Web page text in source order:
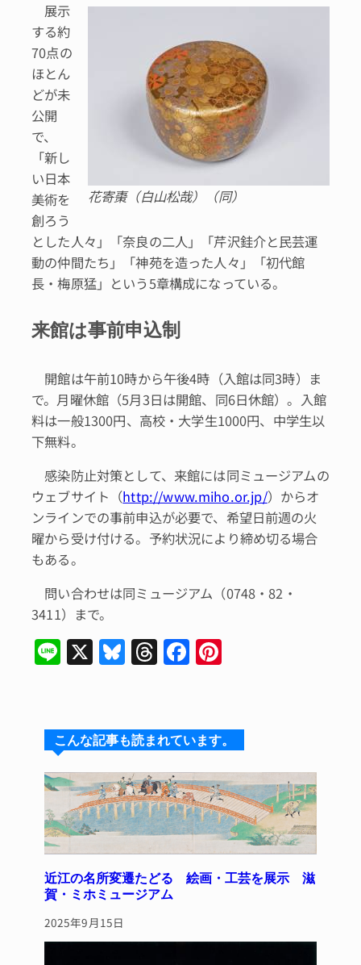
花寄棗（白山松哉）（同）
展示
する約
70点の
ほとん
どが未
公開
で、
「新し
い日本
美術を
創ろう
とした人々」「奈良の二人」「芹沢銈介と民芸運
動の仲間たち」「神苑を造った人々」「初代館
長・梅原猛」という5章構成になっている。
来館は事前申込制
開館は午前10時から午後4時（入館は同3時）ま
で。月曜休館（5月3日は開館、同6日休館）。入館
料は一般1300円、高校・大学生1000円、中学生以
下無料。
感染防止対策として、来館には同ミュージアムの
ウェブサイト（http://www.miho.or.jp/）からオ
ンラインでの事前申込が必要で、希望日前週の火
曜から受け付ける。予約状況により締め切る場合
もある。
問い合わせは同ミュージアム（0748・82・
3411）まで。
Li
n
X Bl
u
s
k
y
T
hr
a
d
s
F
a
e
b
o
o
k
re
st
こんな記事も読まれています。
近江の名所変遷たどる 絵画・工芸を展示 滋
賀・ミホミュージアム
2025年9月15日